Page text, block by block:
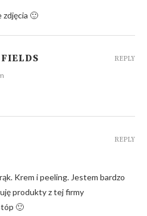
zdjęcia 🙂
REPLY
Krem i peeling. Jestem bardzo
produkty z tej firmy
🙂
REPLY